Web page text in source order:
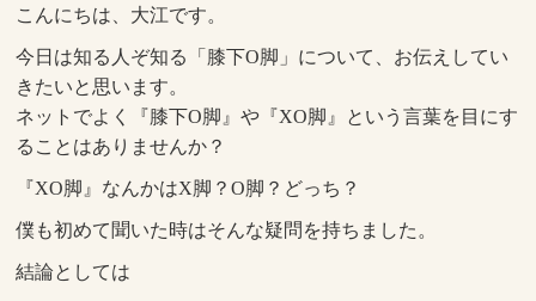
こんにちは、大江です。
今日は知る人ぞ知る「膝下O脚」について、お伝えしてい
きたいと思います。
ネットでよく『膝下O脚』や『XO脚』という言葉を目にす
ることはありませんか？
『XO脚』なんかはX脚？O脚？どっち？
僕も初めて聞いた時はそんな疑問を持ちました。
結論としては